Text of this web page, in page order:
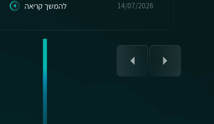
14/07/2026
להמשך קריאה